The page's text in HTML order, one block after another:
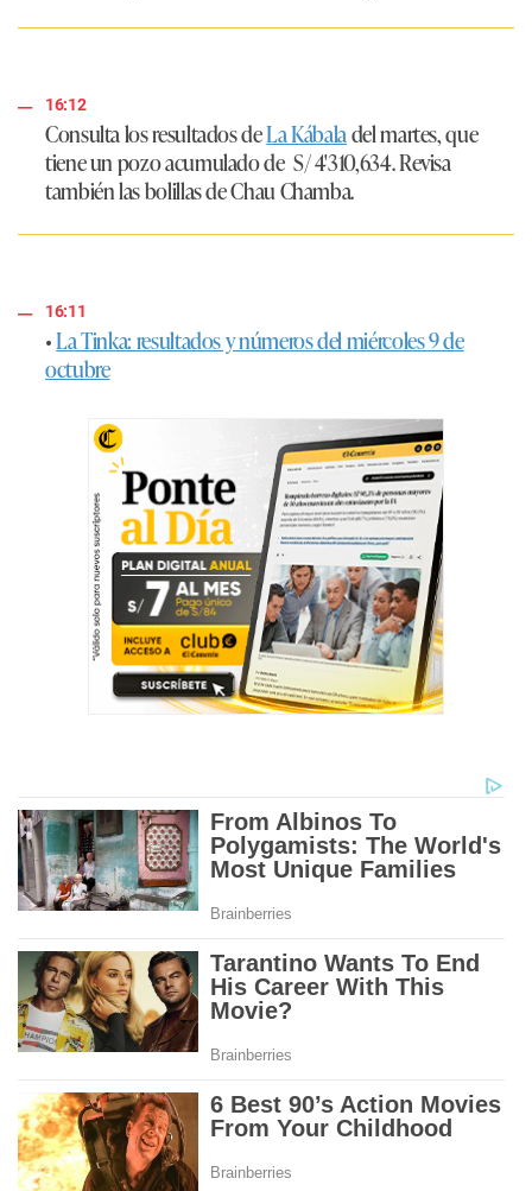
16:12
Consulta los resultados deLa Kábaladel martes, que
tiene un pozo acumulado de S/ 4'310,634. Revisa
también las bolillas de Chau Chamba.
16:11
•La Tinka: resultados y números del miércoles 9 de
octubre